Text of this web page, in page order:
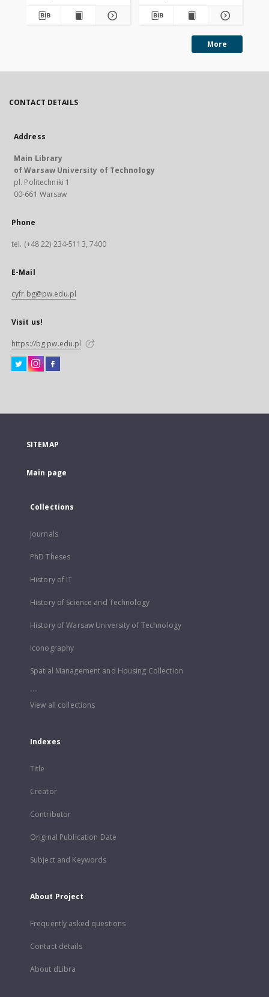
More
CONTACT DETAILS
Address
Main Library
of Warsaw University of Technology
pl. Politechniki 1
00-661 Warsaw
Phone
tel. (+48 22) 234-5113, 7400
E-Mail
cyfr.bg@pw.edu.pl
Visit us!
https://bg.pw.edu.pl
SITEMAP
Main page
Collections
Journals
PhD Theses
History of IT
History of Science and Technology
History of Warsaw University of Technology
Iconography
Spatial Management and Housing Collection
...
View all collections
Indexes
Title
Creator
Contributor
Original Publication Date
Subject and Keywords
About Project
Frequently asked questions
Contact details
About dLibra